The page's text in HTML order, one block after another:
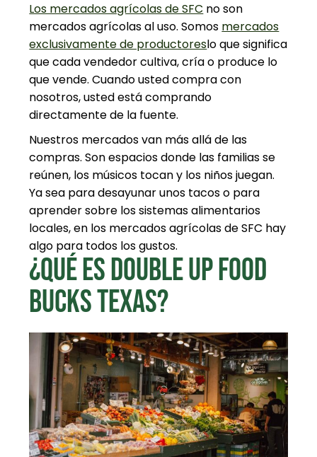
Los mercados agrícolas de SFC no son
mercados agrícolas al uso. Somos mercados
exclusivamente de productoreslo que significa
que cada vendedor cultiva, cría o produce lo
que vende. Cuando usted compra con
nosotros, usted está comprando
directamente de la fuente.
Nuestros mercados van más allá de las
compras. Son espacios donde las familias se
reúnen, los músicos tocan y los niños juegan.
Ya sea para desayunar unos tacos o para
aprender sobre los sistemas alimentarios
locales, en los mercados agrícolas de SFC hay
algo para todos los gustos.
¿QUÉ ES DOUBLE UP FOOD
BUCKS TEXAS?